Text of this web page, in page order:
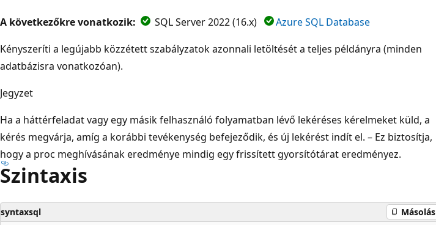
A következőkre vonatkozik: SQL Server 2022 (16.x)
Azure SQL Database
Kényszeríti a legújabb közzétett szabályzatok azonnali letöltését a teljes példányra (minden
adatbázisra vonatkozóan).
Jegyzet
Ha a háttérfeladat vagy egy másik felhasználó folyamatban lévő lekéréses kérelmeket küld, a
kérés megvárja, amíg a korábbi tevékenység befejeződik, és új lekérést indít el. – Ez biztosítja,
hogy a proc meghívásának eredménye mindig egy frissített gyorsítótárat eredményez.
Szintaxis
syntaxsql Másolás